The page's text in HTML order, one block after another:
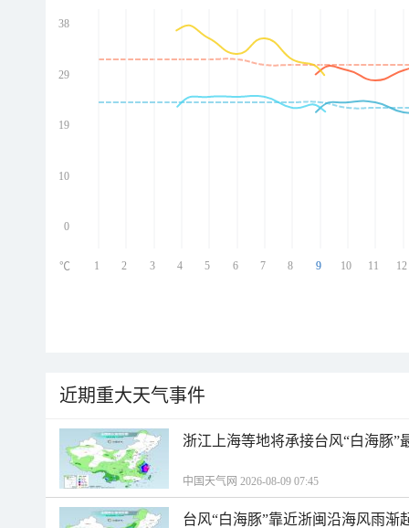
38
29
19
10
0
1 2 3 4 5 6 7 8 9 10 11 12
℃
近期重大天气事件
浙江上海等地将承接台风“白海豚”
中国天气网 2026-08-09 07:45
台风“白海豚”靠近浙闽沿海风雨渐